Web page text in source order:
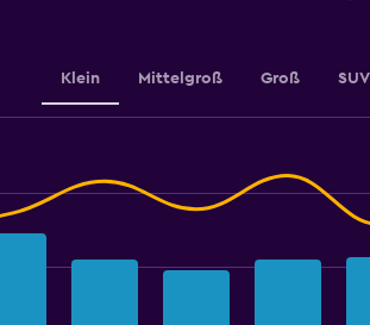
Klein Mittelgroß Groß SUV